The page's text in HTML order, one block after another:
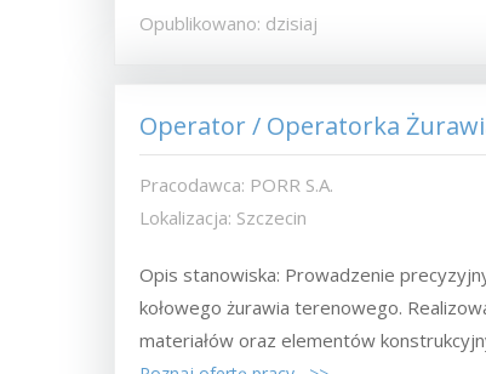
Opublikowano: dzisiaj
Operator / Operatorka
Pracodawca: PORR S.A.
Lokalizacja: Szczecin
Opis stanowiska: Prowadzenie
kołowego żurawia terenowego.
materiałów oraz elementów